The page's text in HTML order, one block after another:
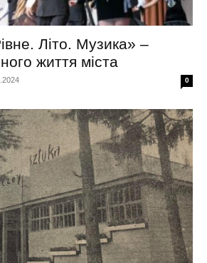
Літо. Музика» –
життя міста
0